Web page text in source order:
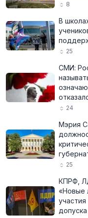
8
В
25
СМИ:
24
Мэрия
25
КПРФ,
«Новые